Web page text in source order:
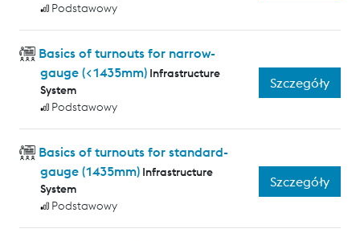
Podstawowy
Basics of turnouts for narrow-
gauge (<1435mm) Infrastructure
System
Podstawowy
Szczegóły
Basics of turnouts for standard-
gauge (1435mm) Infrastructure
System
Podstawowy
Szczegóły